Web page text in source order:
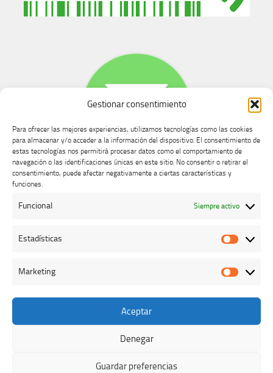
Gestionar consentimiento
Para ofrecer las mejores experiencias, utilizamos tecnologías como las cookies
para almacenar y/o acceder a la información del dispositivo. El consentimiento de
estas tecnologías nos permitirá procesar datos como el comportamiento de
navegación o las identificaciones únicas en este sitio. No consentir o retirar el
consentimiento, puede afectar negativamente a ciertas características y
funciones.
Funcional Siempre activo
Estadísticas
Marketing
Aceptar
Denegar
Guardar preferencias
Buzón de dudas, quejas y sugerencias
Colegio Oficial de Veterinarios de Cáceres © 2026. Todos los